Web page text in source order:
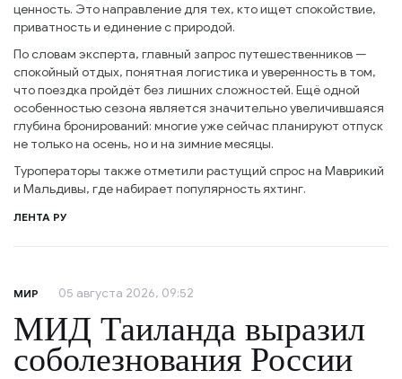
ценность. Это направление для тех, кто ищет спокойствие,
приватность и единение с природой.
По словам эксперта, главный запрос путешественников —
спокойный отдых, понятная логистика и уверенность в том,
что поездка пройдёт без лишних сложностей. Ещё одной
особенностью сезона является значительно увеличившаяся
глубина бронирований: многие уже сейчас планируют отпуск
не только на осень, но и на зимние месяцы.
Туроператоры также отметили растущий спрос на Маврикий
и Мальдивы, где набирает популярность яхтинг.
ЛЕНТА РУ
МИР 05 августа 2026, 09:52
МИД Таиланда выразил
соболезнования России